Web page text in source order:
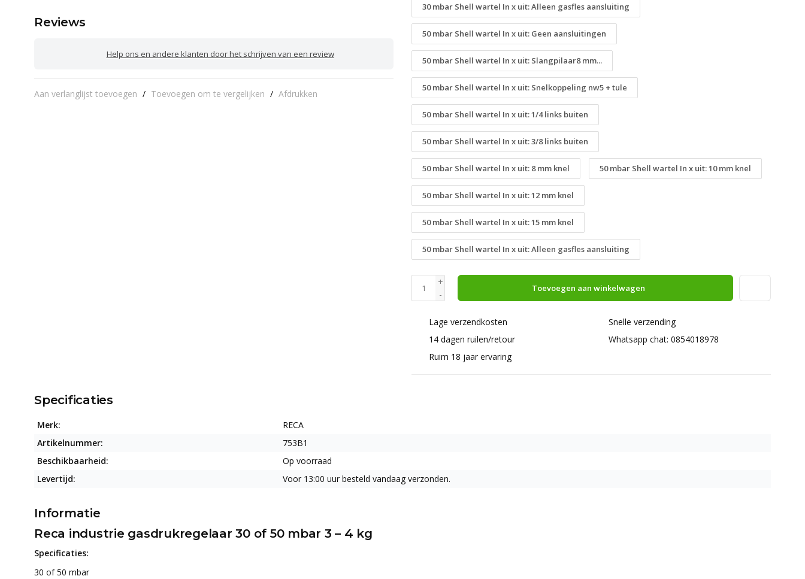
Reviews
Help ons en andere klanten door het schrijven van een review
Aan verlanglijst toevoegen / Toevoegen om te vergelijken / Afdrukken
30 mbar Shell wartel In x uit: Alleen gasfles aansluiting
50 mbar Shell wartel In x uit: Geen aansluitingen
50 mbar Shell wartel In x uit: Slangpilaar8 mm...
50 mbar Shell wartel In x uit: Snelkoppeling nw5 + tule
50 mbar Shell wartel In x uit: 1/4 links buiten
50 mbar Shell wartel In x uit: 3/8 links buiten
50 mbar Shell wartel In x uit: 8 mm knel 50 mbar Shell wartel In x uit: 10 mm knel
50 mbar Shell wartel In x uit: 12 mm knel
50 mbar Shell wartel In x uit: 15 mm knel
50 mbar Shell wartel In x uit: Alleen gasfles aansluiting
+
-
Toevoegen aan winkelwagen
Lage verzendkosten
Snelle verzending
14 dagen ruilen/retour
Whatsapp chat: 0854018978
Ruim 18 jaar ervaring
Specificaties
Merk:
RECA
Artikelnummer:
753B1
Beschikbaarheid:
Op voorraad
Levertijd:
Voor 13:00 uur besteld vandaag verzonden.
Informatie
Reca industrie gasdrukregelaar 30 of 50 mbar 3 – 4 kg
Specificaties:
30 of 50 mbar